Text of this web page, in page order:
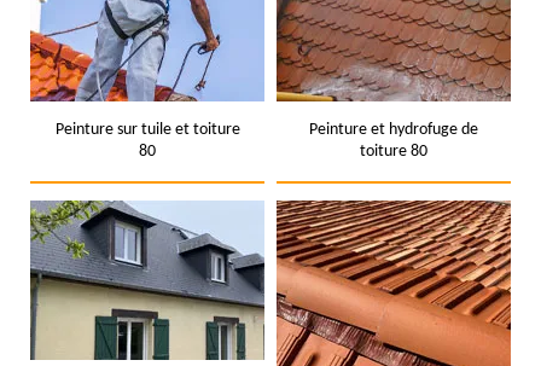
Peinture sur tuile et toiture
80
Peinture et hydrofuge de
toiture 80